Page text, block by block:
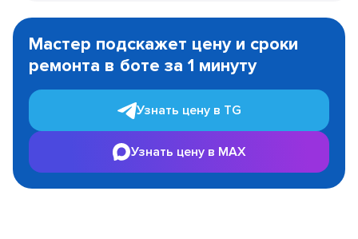
1
Мастер подскажет цену и сроки
ремонта в боте за 1 минуту
Узнать цену в TG
Узнать цену в MAX